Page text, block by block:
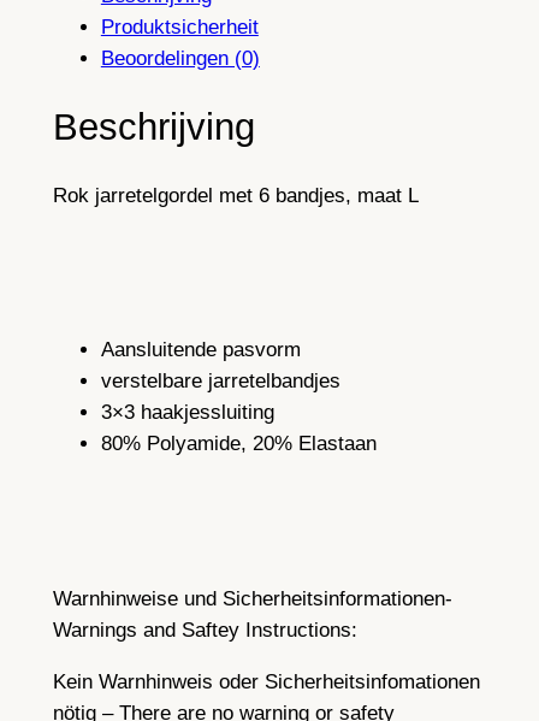
e
g
d
j
Produktsicherheit
Beoordelingen (0)
Beschrijving
Rok jarretelgordel met 6 bandjes, maat L
Aansluitende pasvorm
verstelbare jarretelbandjes
3×3 haakjessluiting
80% Polyamide, 20% Elastaan
Warnhinweise und Sicherheitsinformationen-
Warnings and Saftey Instructions:
Kein Warnhinweis oder Sicherheitsinfomationen
nötig – There are no warning or safety